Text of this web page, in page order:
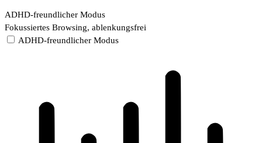
ADHD-freundlicher Modus
Fokussiertes Browsing, ablenkungsfrei
ADHD-freundlicher Modus